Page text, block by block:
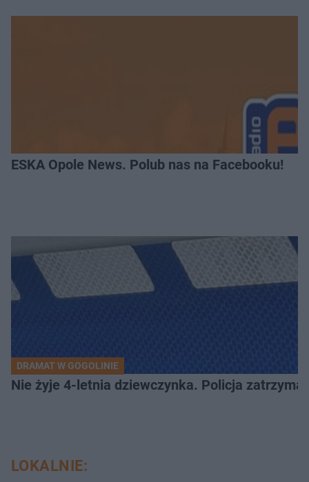
ESKA Opole News. Polub nas na Facebooku!
DRAMAT W GOGOLINIE
Nie żyje 4-letnia dziewczynka. Policja
LOKALNIE: